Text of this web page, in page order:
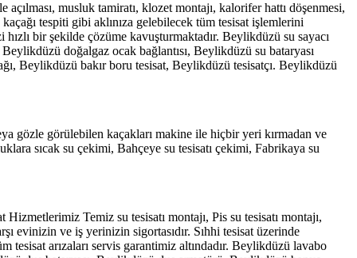
musluk tamiratı, klozet montajı, kalorifer hattı döşenmesi,
tespiti gibi aklınıza gelebilecek tüm tesisat işlemlerini
bir şekilde çözüme kavuşturmaktadır. Beylikdüzü su sayacı
doğalgaz ocak bağlantısı, Beylikdüzü su bataryası
Beylikdüzü bakır boru tesisat, Beylikdüzü tesisatçı. Beylikdüzü
gözle görülebilen kaçakları makine ile hiçbir yeri kırmadan ve
sıcak su çekimi, Bahçeye su tesisatı çekimi, Fabrikaya su
Temiz su tesisatı montajı, Pis su tesisatı montajı,
evinizin ve iş yerinizin sigortasıdır. Sıhhi tesisat üzerinde
arızaları servis garantimiz altındadır. Beylikdüzü lavabo